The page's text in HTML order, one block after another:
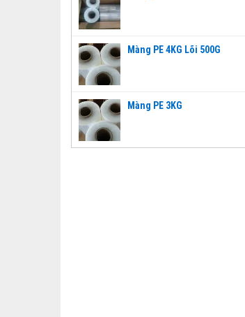
Màng PE 4KG Lõi 500G
Màng PE 3KG